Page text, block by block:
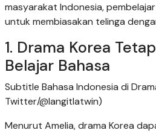
masyarakat Indonesia,
untuk membiasakan telinga
1. Drama Korea
Belajar Bahasa
Subtitle Bahasa Indonesia di
Twitter/@langitlatwin)
Menurut Amelia, drama Korea